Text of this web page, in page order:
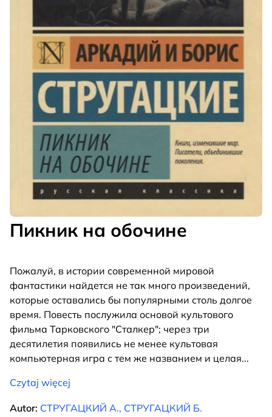
Пикник на обочине
Пожалуй, в истории современной мировой
фантастики найдется не так много произведений,
которые оставались бы популярными столь долгое
время. Повесть послужила основой культового
фильма Тарковского "Сталкер"; через три
десятилетия появились не менее культовая
компьютерная игра с тем же названием и целая...
Czytaj więcej
Autor: СТРУГАЦКИЙ А., СТРУГАЦКИЙ Б.